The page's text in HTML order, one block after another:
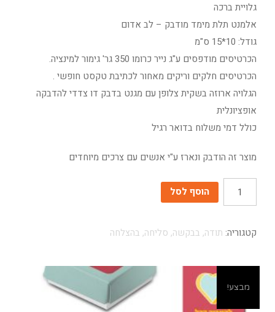
גלויית ברכה
אלמנט תלת מימד מודבק – לב אדום
גודל: 10*15 ס"מ
הכרטיסים מודפסים ע"ג נייר כרומו 350 גר' גימור למינציה.
הכרטיסים חלקים וריקים מאחור לכתיבת טקסט חופשי .
הגלויה ארוזה בשקית צלופן עם מגנט בדבק דו צדדי להדבקה
אופציונלית
כולל דמי משלוח בדואר רגיל
מוצר זה הודבק ונארז ע"י אנשים עם צרכים מיוחדים
כמות הוסף לסל
קטגוריה: תודה, בבקשה, סליחה, בהצלחה
מבצע!